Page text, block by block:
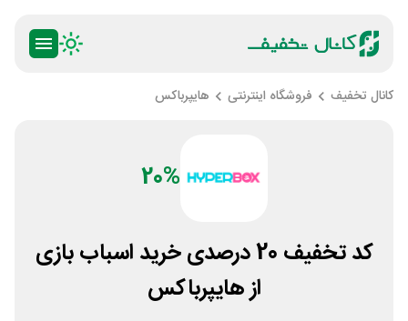
کانال تخفیف فروشگاه اینترنتی هایپرباکس
20%
کد تخفیف 20 درصدی خرید اسباب بازی
از هایپرباکس